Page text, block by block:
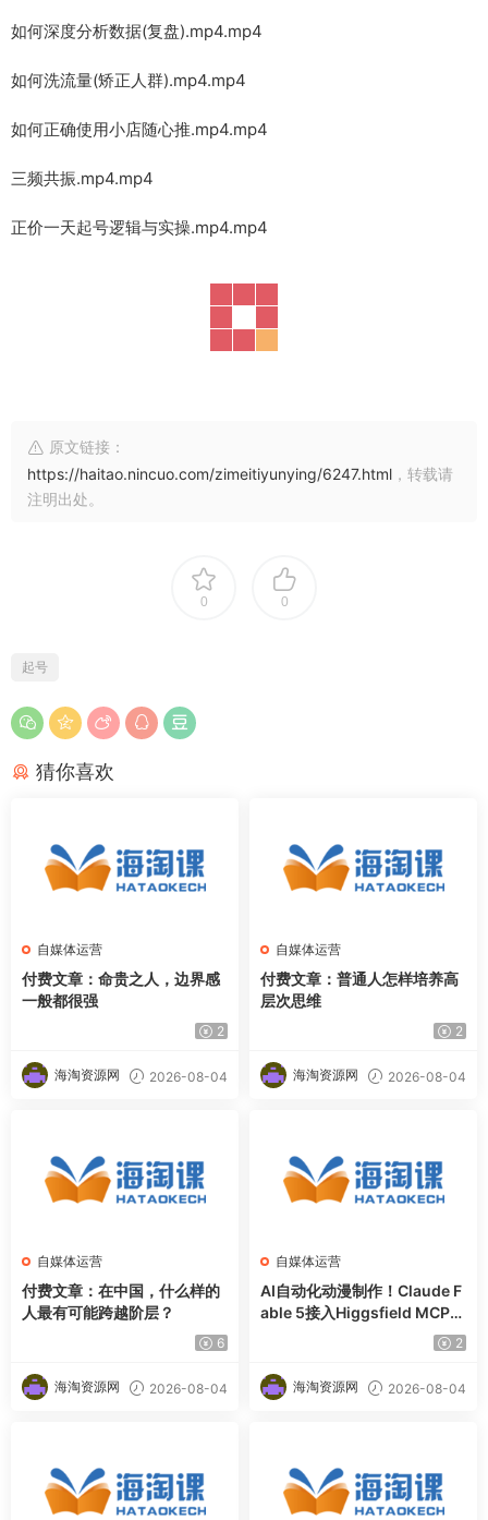
如何深度分析数据(复盘).mp4.mp4
如何洗流量(矫正人群).mp4.mp4
如何正确使用小店随心推.mp4.mp4
三频共振.mp4.mp4
正价一天起号逻辑与实操.mp4.mp4
原文链接：
https://haitao.nincuo.com/zimeitiyunying/6247.html ，转载请
注明出处。
0 0
起号
猜你喜欢
自媒体运营
付费文章：命贵之人，边界感
一般都很强
2
海淘资源网 2026-08-04
自媒体运营
付费文章：普通人怎样培养高
层次思维
2
海淘资源网 2026-08-04
自媒体运营
付费文章：在中国，什么样的
人最有可能跨越阶层？
6
海淘资源网 2026-08-04
自媒体运营
AI自动化动漫制作！Claude F
able 5接入Higgsfield MCP，
2
海淘资源网 2026-08-04